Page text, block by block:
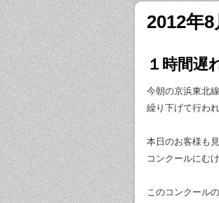
2012年8
１時間遅
今朝の京浜東北
繰り下げて行われ
本日のお客様も
コンクールにむ
このコンクール